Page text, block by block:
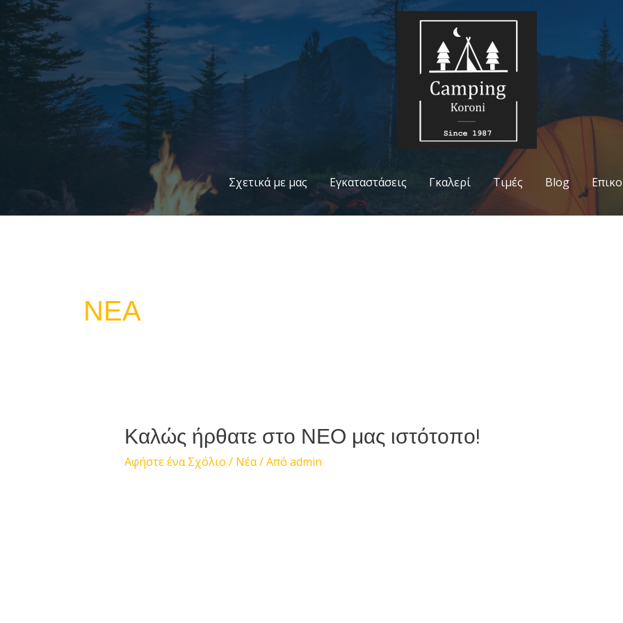
Μετάβαση
στο
περιεχόμενο
Σχετικά με μας Εγκαταστάσεις Γκαλερί Τιμές Blog
ΝΈΑ
Καλώς ήρθατε στο ΝΕΟ μας ιστότοπο!
Αφήστε ένα Σχόλιο / Νέα/ Από admin